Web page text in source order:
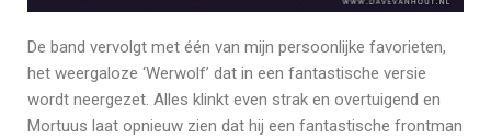
De band vervolgt met één van mijn persoonlijke favorieten,
het weergaloze ‘Werwolf’ dat in een fantastische versie
wordt neergezet. Alles klinkt even strak en overtuigend en
Mortuus laat opnieuw zien dat hij een fantastische frontman